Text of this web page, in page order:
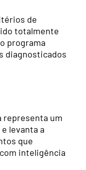
de
totalmente
programa
diagnosticados
representa um
levanta a
que
inteligência